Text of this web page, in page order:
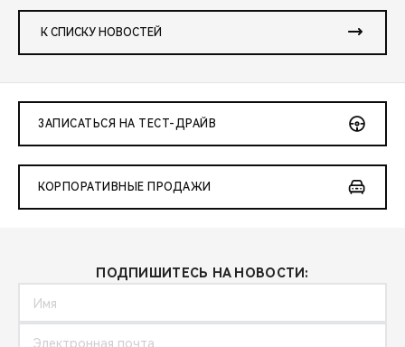
К СПИСКУ НОВОСТЕЙ
ЗАПИСАТЬСЯ НА ТЕСТ-ДРАЙВ
КОРПОРАТИВНЫЕ ПРОДАЖИ
ПОДПИШИТЕСЬ НА НОВОСТИ: